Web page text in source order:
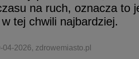
na ruch, oznacza to
tej chwili najbardziej.
2026, zdrowemiasto.pl